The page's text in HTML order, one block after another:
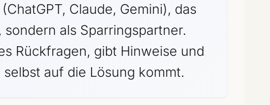
Claude, Gemini), das
als Sparringspartner.
Rückfragen, gibt Hinweise und
auf die Lösung kommt.